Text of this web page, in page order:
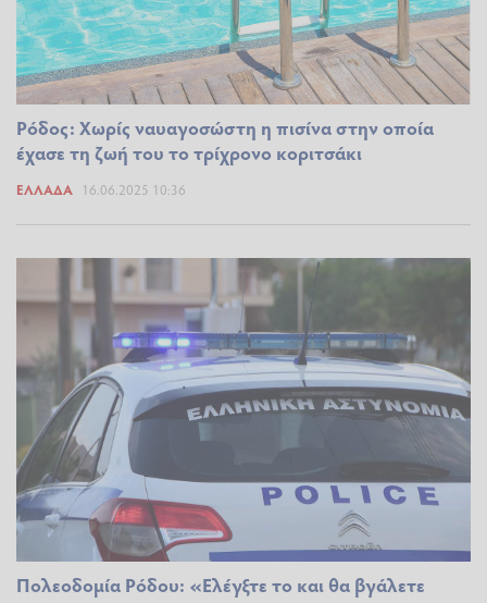
Ρόδος: Χωρίς ναυαγοσώστη η πισίνα στην οποία
έχασε τη ζωή του το τρίχρονο κοριτσάκι
ΕΛΛΆΔΑ 16.06.2025 10:36
Πολεοδομία Ρόδου: «Ελέγξτε το και θα βγάλετε